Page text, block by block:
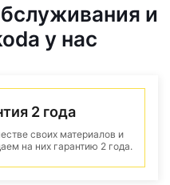
и
у нас
2 года
своих материалов и
на них гарантию 2 года.